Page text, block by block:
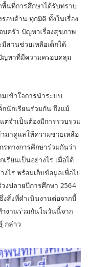
พื้นที่การศึกษาได้รับทราบ
อบด้าน ทุกมิติ ทั้งในเรื่อง
บครัว ปัญหาเรื่องสุขภาพ
ส่วนช่วยเหลือเด็กได้
ญหาที่มีความครอบคลุม
เข้าใจการนำระบบ
กนักเรียนร่วมกัน ถึงแม้
ต่จำเป็นต้องมีการรวบรวม
มาดูแลให้ความช่วยเหลือ
รทางการศึกษาร่วมกันว่า
รียนเป็นอย่างไร เมื่อได้
ไร พร้อมเก็บข้อมูลเพื่อไป
ปลายปีการศึกษา 2564
งสิ่งที่ดำเนินงานต่อจากนี้
งานร่วมกันในวันนี้จาก
กล่าว